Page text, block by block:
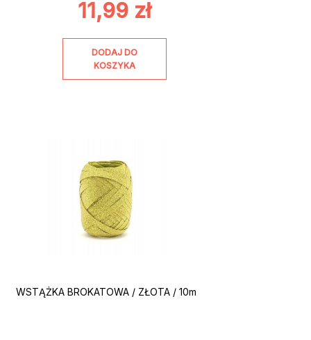
11,99 zł
DODAJ DO
KOSZYKA
WSTĄŻKA BROKATOWA / ZŁOTA / 10m